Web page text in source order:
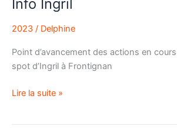
Info Ingril
2023 / Delphine
Point d’avancement des actions en
spot d’Ingril à Frontignan
Lire la suite »